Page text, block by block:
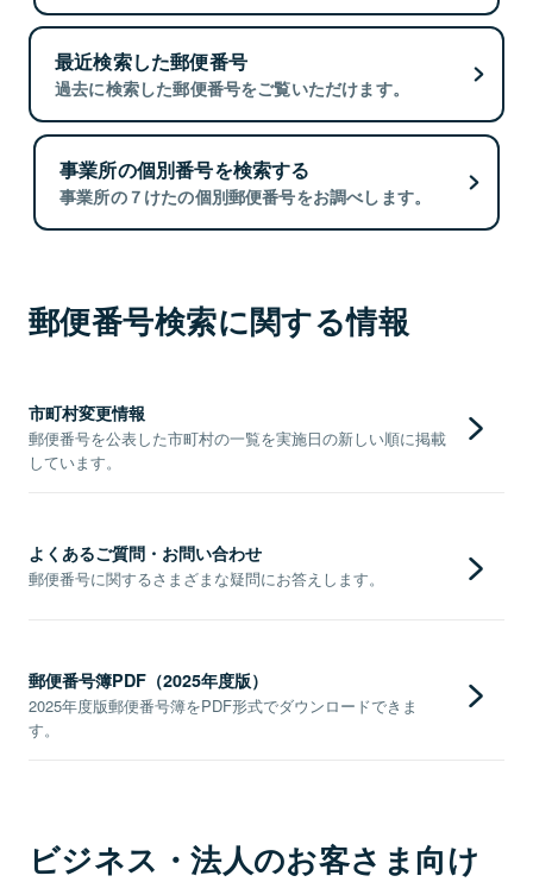
最近検索した郵便番号
過去に検索した郵便番号をご覧いただけます。
事業所の個別番号を検索する
事業所の７けたの個別郵便番号をお調べします。
郵便番号検索に関する情報
市町村変更情報
郵便番号を公表した市町村の一覧を実施日の新しい順に掲載
しています。
よくあるご質問・お問い合わせ
郵便番号に関するさまざまな疑問にお答えします。
郵便番号簿PDF（2025年度版）
2025年度版郵便番号簿をPDF形式でダウンロードできま
す。
ビジネス・法人のお客さま向け